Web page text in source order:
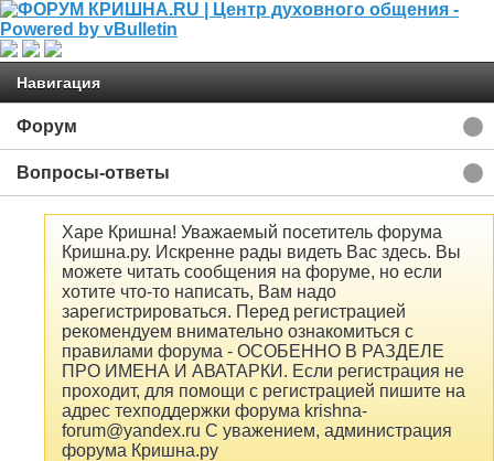
Навигация
Форум
Вопросы-ответы
Харе Кришна! Уважаемый посетитель форума
Кришна.ру. Искренне рады видеть Вас здесь. Вы
можете читать сообщения на форуме, но если
хотите что-то написать, Вам надо
зарегистрироваться. Перед регистрацией
рекомендуем внимательно ознакомиться с
правилами форума - ОСОБЕННО В РАЗДЕЛЕ
ПРО ИМЕНА И АВАТАРКИ. Если регистрация не
проходит, для помощи с регистрацией пишите на
адрес техподдержки форума krishna-
forum@yandex.ru С уважением, администрация
форума Кришна.ру